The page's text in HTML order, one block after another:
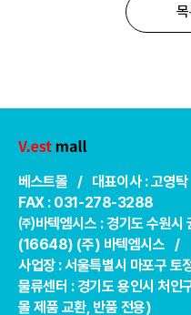
목
베스트몰 / 대표이사 : 고영
FAX : 031-278-3288
㈜바텍엠시스 : 경기도 수원
(16648) (주) 바텍엠시스 /
사업장 : 서울특별시 마포구
물류센터 : 경기도 용인시 처
몰 제품 교환, 반품 전용)